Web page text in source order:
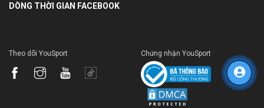
DÒNG THỜI GIAN FACEBOOK
Theo dõi YouSport Chứng nhận YouSport